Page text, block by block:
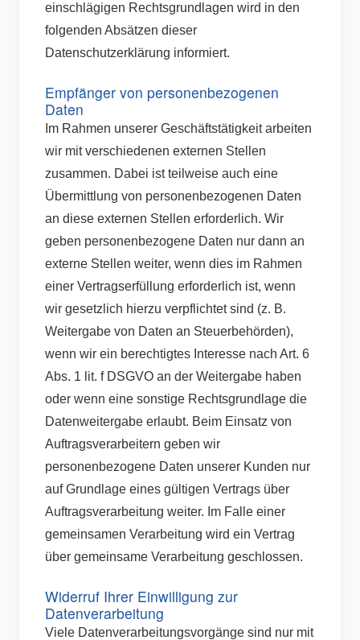
einschlägigen Rechtsgrundlagen wird in den
folgenden Absätzen dieser
Datenschutzerklärung informiert.
Empfänger von personenbezogenen
Daten
Im Rahmen unserer Geschäftstätigkeit arbeiten
wir mit verschiedenen externen Stellen
zusammen. Dabei ist teilweise auch eine
Übermittlung von personenbezogenen Daten
an diese externen Stellen erforderlich. Wir
geben personenbezogene Daten nur dann an
externe Stellen weiter, wenn dies im Rahmen
einer Vertragserfüllung erforderlich ist, wenn
wir gesetzlich hierzu verpflichtet sind (z. B.
Weitergabe von Daten an Steuerbehörden),
wenn wir ein berechtigtes Interesse nach Art. 6
Abs. 1 lit. f DSGVO an der Weitergabe haben
oder wenn eine sonstige Rechtsgrundlage die
Datenweitergabe erlaubt. Beim Einsatz von
Auftragsverarbeitern geben wir
personenbezogene Daten unserer Kunden nur
auf Grundlage eines gültigen Vertrags über
Auftragsverarbeitung weiter. Im Falle einer
gemeinsamen Verarbeitung wird ein Vertrag
über gemeinsame Verarbeitung geschlossen.
Widerruf Ihrer Einwilligung zur
Datenverarbeitung
Viele Datenverarbeitungsvorgänge sind nur mit